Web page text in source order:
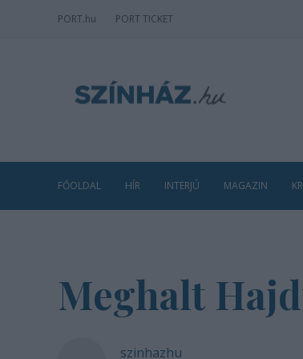
PORT.hu PORT TICKET
FŐOLDAL HÍR INTERJÚ MAGAZIN
Meghalt
szinhazhu